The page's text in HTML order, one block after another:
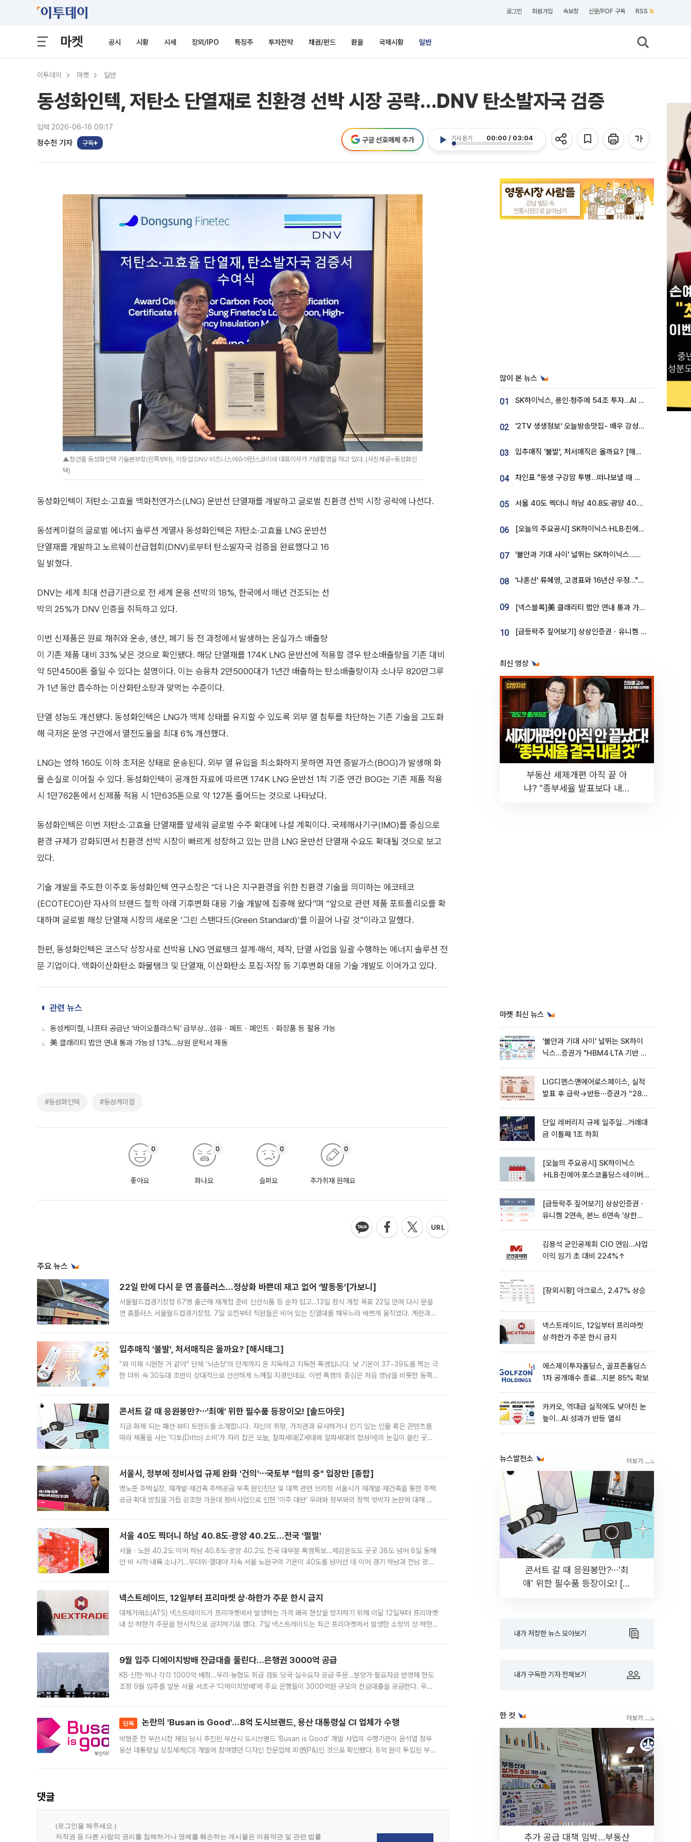
로그인 회원가입 속보창 신문/PDF 구독 RSS
마켓 공시 시황 시세 장외/IPO 특징주 투자전략 채권/펀드 환율 국제시황 일반
이투데이 마켓 일반
동성화인텍, 저탄소 단열재로 친환경 선박 시장 공략…DNV 탄소발자국 검증
입력 2026-06-16 09:17
정수천 기자 구독
기사 듣기 00:00 / 03:04
구글 선호매체 추가
▲정건출 동성화인텍 기술본부장(왼쪽부터), 이장섭 DNV 비즈니스어슈어런스코리아 대표이사가 기념촬영을 하고 있다. (사진제공=동성화인
텍)
동성화인텍이 저탄소·고효율 액화천연가스(LNG) 운반선 단열재를 개발하고 글로벌 친환경 선박 시장 공략에 나선다.
동성케미컬의 글로벌 에너지 솔루션 계열사 동성화인텍은 저탄소·고효율 LNG 운반선
단열재를 개발하고 노르웨이선급협회(DNV)로부터 탄소발자국 검증을 완료했다고 16
일 밝혔다.
DNV는 세계 최대 선급기관으로 전 세계 운용 선박의 18%, 한국에서 매년 건조되는 선
박의 25%가 DNV 인증을 취득하고 있다.
이번 신제품은 원료 채취와 운송, 생산, 폐기 등 전 과정에서 발생하는 온실가스 배출량
이 기존 제품 대비 33% 낮은 것으로 확인됐다. 해당 단열재를 174K LNG 운반선에 적용할 경우 탄소배출량을 기존 대비
약 5만4500톤 줄일 수 있다는 설명이다. 이는 승용차 2만5000대가 1년간 배출하는 탄소배출량이자 소나무 820만그루
가 1년 동안 흡수하는 이산화탄소량과 맞먹는 수준이다.
단열 성능도 개선됐다. 동성화인텍은 LNG가 액체 상태를 유지할 수 있도록 외부 열 침투를 차단하는 기존 기술을 고도화
해 극저온 운영 구간에서 열전도율을 최대 6% 개선했다.
LNG는 영하 160도 이하 초저온 상태로 운송된다. 외부 열 유입을 최소화하지 못하면 자연 증발가스(BOG)가 발생해 화
물 손실로 이어질 수 있다. 동성화인텍이 공개한 자료에 따르면 174K LNG 운반선 1척 기준 연간 BOG는 기존 제품 적용
시 1만762톤에서 신제품 적용 시 1만635톤으로 약 127톤 줄어드는 것으로 나타났다.
동성화인텍은 이번 저탄소·고효율 단열재를 앞세워 글로벌 수주 확대에 나설 계획이다. 국제해사기구(IMO)를 중심으로
환경 규제가 강화되면서 친환경 선박 시장이 빠르게 성장하고 있는 만큼 LNG 운반선 단열재 수요도 확대될 것으로 보고
있다.
기술 개발을 주도한 이주호 동성화인텍 연구소장은 “더 나은 지구환경을 위한 친환경 기술을 의미하는 에코테코
(ECOTECO)란 자사의 브랜드 철학 아래 기후변화 대응 기술 개발에 집중해 왔다”며 “앞으로 관련 제품 포트폴리오를 확
대하며 글로벌 해상 단열재 시장의 새로운 ‘그린 스탠다드(Green Standard)’를 이끌어 나갈 것”이라고 말했다.
한편, 동성화인텍은 코스닥 상장사로 선박용 LNG 연료탱크 설계·해석, 제작, 단열 사업을 일괄 수행하는 에너지 솔루션 전
문 기업이다. 액화이산화탄소 화물탱크 및 단열재, 이산화탄소 포집·저장 등 기후변화 대응 기술 개발도 이어가고 있다.
관련 뉴스
동성케미컬, 나프타 공급난 ‘바이오플라스틱’ 급부상…섬유ㆍ페트ㆍ페인트ㆍ화장품 등 활용 가능
美 클래리티 법안 연내 통과 가능성 13%…상원 문턱서 제동
#동성화인텍 #동성케미컬
좋아요
0
화나요
0
슬퍼요
0
추가취재 원해요
0
주요 뉴스
22일 만에 다시 문 연 홈플러스…정상화 바쁜데 재고 없어 ‘발동동’[가보니]
서울월드컵경기장점 67명 출근해 재개점 준비 신선식품 등 순차 입고…13일 정식 개장 목표 22일 만에 다시 문을
연 홈플러스 서울월드컵경기장점. 7일 오전부터 직원들은 비어 있는 진열대를 채우느라 바쁘게 움직였다. 계란과
입추매직 '불발', 처서매직은 올까요? [해시태그]
“와 이제 시원한 거 같아” 단체 ‘뇌손상’의 단계까지 온 지독하고 지독한 폭염입니다. 낮 기온이 37~39도를 찍는 극
한 더위 속 30도대 초반이 상대적으로 선선하게 느껴질 지경인데요. 이번 폭염의 중심은 처음 영남을 비롯한 동쪽
콘서트 갈 때 응원봉만?⋯'최애' 위한 필수품 등장이오! [솔드아웃]
지금 화제 되는 패션·뷰티 트렌드를 소개합니다. 자신의 취향, 가치관과 유사하거나 인기 있는 인물 혹은 콘텐츠를
따라 제품을 사는 '디토(Ditto) 소비'가 자리 잡은 오늘, 잘파세대(Z세대와 알파세대의 합성어)의 눈길이 쏠린 곳은
서울시, 정부에 정비사업 규제 완화 '건의'⋯국토부 "협의 중" 입장만 [종합]
명노준 주택실장, 재개발·재건축 주택공급 부족 원인진단 및 대책 관련 브리핑 서울시가 재개발·재건축을 통한 주택
공급 확대 방침을 거듭 강조한 가운데 정비사업으로 인한 '이주 대란' 우려와 정부와의 정책 엇박자 논란에 대해 정
서울 40도 찍더니 하남 40.8도·광양 40.2도…전국 '펄펄'
서울ㆍ노원 40.2도 이어 하남 40.8도·광양 40.2도 전국 대부분 폭염특보…체감온도도 곳곳 38도 넘어 8일 동해
안 비 시작·내륙 소나기…무더위·열대야 지속 서울 노원구의 기온이 40도를 넘어선 데 이어 경기 하남과 전남 광양
넥스트레이드, 12일부터 프리마켓 상·하한가 주문 한시 금지
대체거래소(ATS) 넥스트레이드가 프리마켓에서 발생하는 가격 왜곡 현상을 방지하기 위해 이달 12일부터 프리마켓
내 상·하한가 주문을 한시적으로 금지하기로 했다. 7일 넥스트레이드는 최근 프리마켓에서 발생한 소량의 상·하한
9월 입주 디에이치방배 잔금대출 풀린다…은행권 3000억 공급
KB·신한·하나 각각 1000억 배정…우리·농협도 취급 검토 당국 실수요자 공급 주문…분양가·필요자금 반영해 한도
조정 9월 입주를 앞둔 서울 서초구 ‘디에이치방배’에 주요 은행들이 3000억원 규모의 잔금대출을 공급한다. 우리
단독 논란의 'Busan is Good'…8억 도시브랜드, 용산 대통령실 CI 업체가 수행
박형준 전 부산시장 재임 당시 추진된 부산시 도시브랜드 ‘Busan is Good’ 개발 사업의 수행기관이 윤석열 정부
용산 대통령실 상징체계(CI) 개발에 참여했던 디자인 전문업체 피앤(P&)인 것으로 확인됐다. 8억 원이 투입된 부산
댓글
많이 본 뉴스
01 SK하이닉스, 용인·청주에 54조 투자…AI 메모리 생산기지 키운다
02 '2TV 생생정보' 오늘방송맛집- 배우 강성진 단골! 쌀국수ㆍ푸팟퐁 커리 맛집 '블○○○'
03 입추매직 '불발', 처서매직은 올까요? [해시태그]
04 차인표 "동생 구강암 투병…떠나보낼 때 가장 힘들었다”
05 서울 40도 찍더니 하남 40.8도·광양 40.2도…전국 '펄펄'
06 [오늘의 주요공시] SK하이닉스·HLB·진에어·포스코홀딩스·네이버·대우건설 등
07 '불안과 기대 사이' 널뛰는 SK하이닉스…증권가 "HBM4·LTA 기반 펀터멘털 견고"
08 '나혼산' 류혜영, 고경표와 16년산 우정…"자취방서 부모님과 마주쳐"
09 [넥스블록]美 클래리티 법안 연내 통과 가능성 13%…상원 문턱서 제동
10 [급등락주 짚어보기] 상상인증권ㆍ유니켐 2연속, 본느 6연속 ‘상한가’⋯M&A 훈풍 분 증시
최신 영상
부동산 세제개편 아직 끝 아
냐? "종부세율 발표보다 내릴
마켓 최신 뉴스
'불안과 기대 사이' 널뛰는 SK하이
닉스…증권가 "HBM4·LTA 기반 펀
LIG디펜스앤에어로스페이스, 실적
발표 후 급락→반등⋯증권가 “28년
단일 레버리지 규제 일주일…거래대
금 이틀째 1조 하회
[오늘의 주요공시] SK하이닉스
·HLB·진에어·포스코홀딩스·네이버·
[급등락주 짚어보기] 상상인증권ㆍ
유니켐 2연속, 본느 6연속 ‘상한
김용석 군인공제회 CIO 연임…사업
이익 임기 초 대비 224%↑
[장외시황] 아크로스, 2.47% 상승
넥스트레이드, 12일부터 프리마켓
상·하한가 주문 한시 금지
에스제이투자홀딩스, 골프존홀딩스
1차 공개매수 종료…지분 85% 확보
카카오, 역대급 실적에도 낮아진 눈
높이…AI 성과가 반등 열쇠
뉴스발전소
콘서트 갈 때 응원봉만?⋯'최
애' 위한 필수품 등장이오! [솔
내가 저장한 뉴스 모아보기
내가 구독한 기자 전체보기
한 컷
추가 공급 대책 임박…부동산